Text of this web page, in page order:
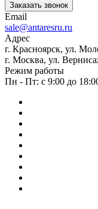
Заказать звонок
Email
sale@antaresru.ru
Адрес
г. Красноярск, ул.
г. Москва, ул.
Режим работы
Пн - Пт: с 9:00 до